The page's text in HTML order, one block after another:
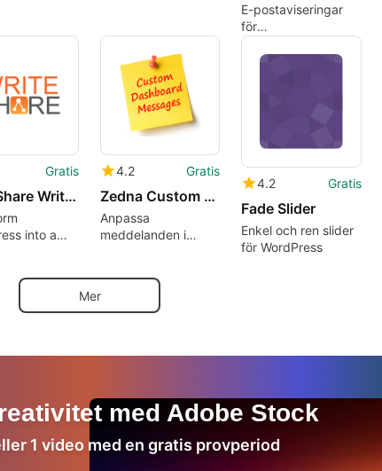
E-postaviseringar
för
inläggskommentarer:
en minimal
Gratis
WriteShare Writing Community Platform
into a
4.2 Gratis
Zedna Custom Dashboard Messages
Anpassa
meddelanden i
4.2 Gratis
Fade Slider
Enkel och ren slider
för WordPress
Mer
med Adobe Stock
1 video med en gratis provperiod